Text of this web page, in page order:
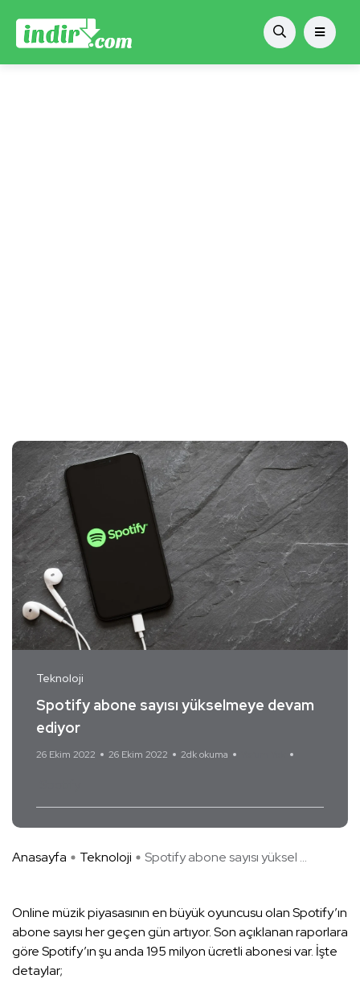
Teknoloji
Spotify abone sayısı yükselmeye devam
ediyor
26 Ekim 2022 26 Ekim 2022 2dk okuma
Anasayfa Teknoloji Spotify abone sayısı yüksel ...
Online müzik piyasasının en büyük oyuncusu olan Spotify’ın
abone sayısı her geçen gün artıyor. Son açıklanan raporlara
göre Spotify’ın şu anda 195 milyon ücretli abonesi var. İşte
detaylar;